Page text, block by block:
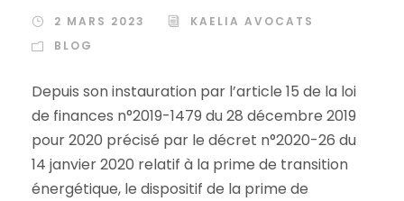
2 MARS 2023
KAELIA AVOCATS
BLOG
Depuis son instauration par l’article 15 de la loi
de finances n°2019-1479 du 28 décembre 2019
pour 2020 précisé par le décret n°2020-26 du
14 janvier 2020 relatif à la prime de transition
énergétique, le dispositif de la prime de